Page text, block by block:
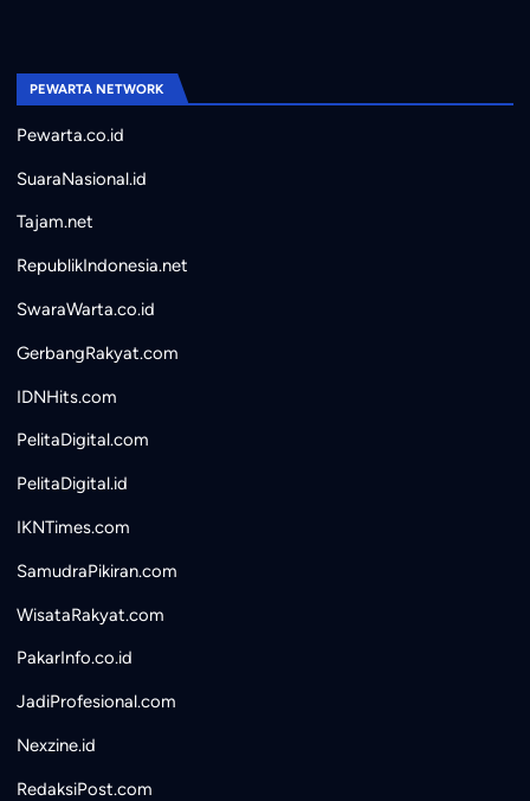
PEWARTA NETWORK
Pewarta.co.id
SuaraNasional.id
Tajam.net
RepublikIndonesia.net
SwaraWarta.co.id
GerbangRakyat.com
IDNHits.com
PelitaDigital.com
PelitaDigital.id
IKNTimes.com
SamudraPikiran.com
WisataRakyat.com
PakarInfo.co.id
JadiProfesional.com
Nexzine.id
RedaksiPost.com